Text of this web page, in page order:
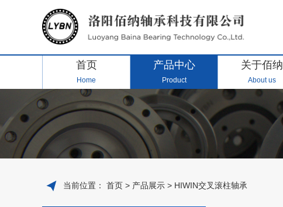
首页
Home
产品中心
Product
关于佰纳
About us
当前位置： 首页 > 产品展示 > HIWIN交叉滚柱轴承